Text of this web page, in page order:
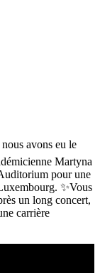
avons eu le
Martyna
pour une
✨Vous
un long concert,
carrière